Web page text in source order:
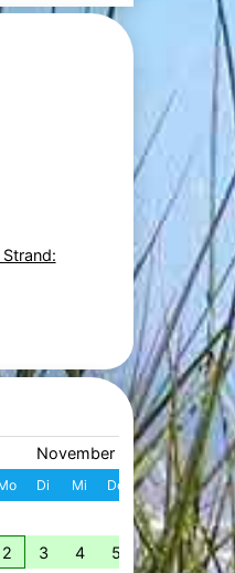
November 2026
Di Mi Do Fr Sa So
1
2 3 4 5 6 7 8